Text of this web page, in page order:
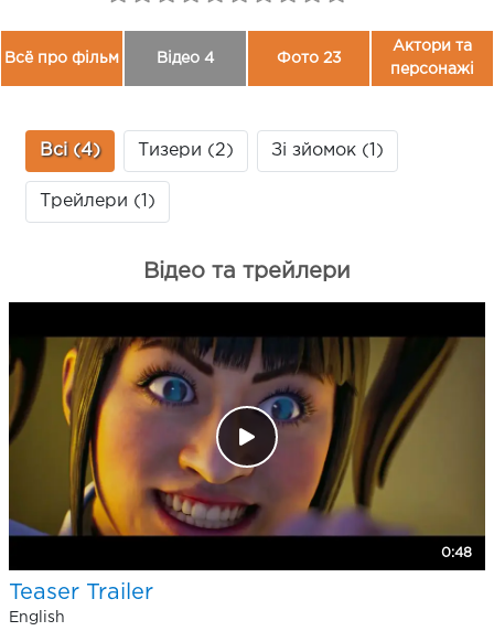
Всё про фільм Відео 4 Фото 23
Актори та
персонажі
Всі (4) Тизери (2) Зі зйомок (1)
Трейлери (1)
Відео та трейлери
0:48
Teaser Trailer
English